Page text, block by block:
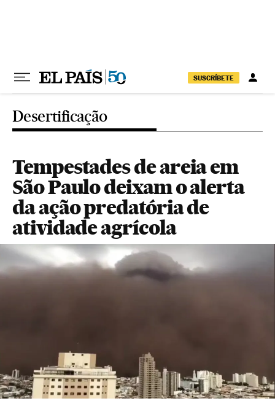
SUSCRÍBETE
Desertificação
Tempestades de areia em
São Paulo deixam o alerta
da ação predatória de
atividade agrícola